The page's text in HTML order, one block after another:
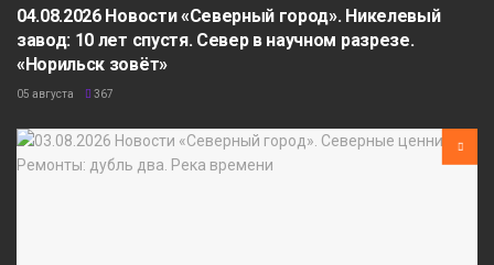
04.08.2026 Новости «Северный город». Никелевый
завод: 10 лет спустя. Север в научном разрезе.
«Норильск зовёт»
05 августа 367